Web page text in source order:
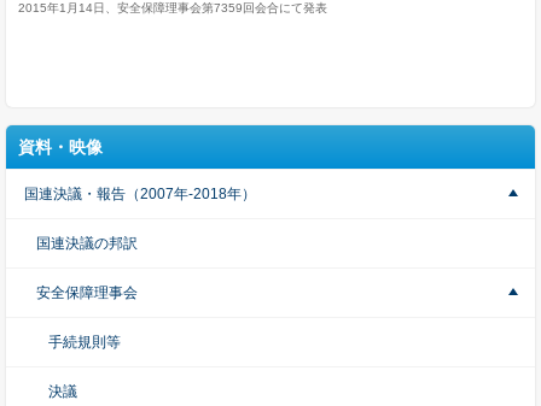
2015年1月14日、安全保障理事会第7359回会合にて発表
資料・映像
国連決議・報告（2007年-2018年）
国連決議の邦訳
安全保障理事会
手続規則等
決議